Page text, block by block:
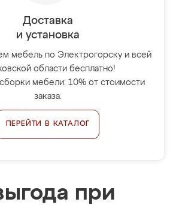
Доставка
и установка
мебель по Электрогорску и всей
области бесплатно!
мебели: 10% от стоимости
заказа.
ПЕРЕЙТИ В КАТАЛОГ
при